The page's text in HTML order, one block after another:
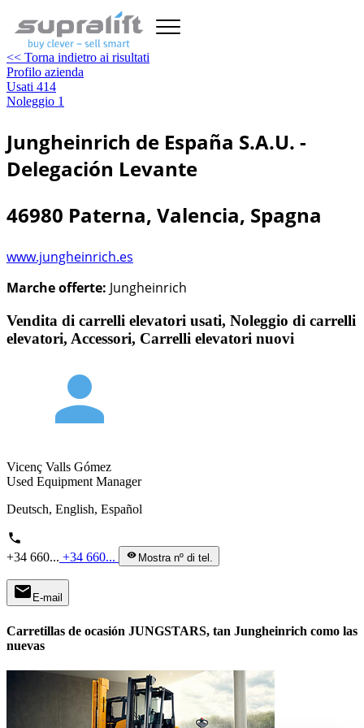
<< Torna indietro ai risultati
Profilo azienda
Usati 414
Noleggio 1
Jungheinrich de España S.A.U. -
Delegación Levante
46980 Paterna, Valencia, Spagna
www.jungheinrich.es
Marche offerte: Jungheinrich
Vendita di carrelli elevatori usati, Noleggio di carrelli
elevatori, Accessori, Carrelli elevatori nuovi
person
Vicenç Valls Gómez
Used Equipment Manager
Deutsch, English, Español
phone
+34 660... +34 660... visibility Mostra nº di tel.
mail E-mail
Carretillas de ocasión JUNGSTARS, tan Jungheinrich como las
nuevas